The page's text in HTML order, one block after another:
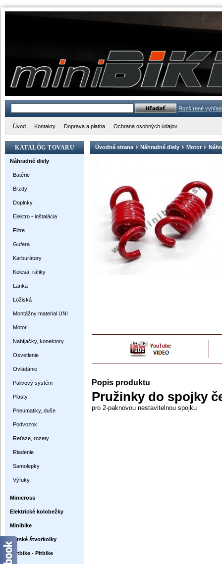
Rozšírené
Úvod Kontakty Doprava a platba Ochrana osobných údajov
KATALÓG TOVARU
Náhradné diely
Batérie
Brzdy
Doplnky
Elektro - inštalácia
Filtre
Gufera
Karburátory
Kolesá, ráfiky
Lanka
Ložiská
Montážny material UNI
Motor
Nabíjačky, konektory
Osvetlenie
Ovládánie
Palivový systém
Plasty
Pneumatiky, duše
Podvozok
Reťaze, rozety
Riadenie
Samolepky
Výfuky
Minicross
Elektrické kolobežky
Minibike
Detské štvorkolky
Dirtbike - Pitbike
Úvodná strana Náhradné diely Motor
Popis produktu
Pružinky do spojky
pro 2-paknovou nestavitelnou spojku